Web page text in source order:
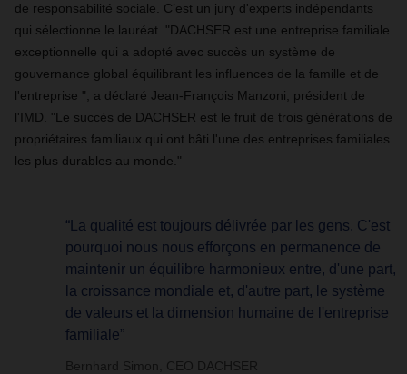
de responsabilité sociale. C’est un jury d'experts indépendants
qui sélectionne le lauréat. "DACHSER est une entreprise familiale
exceptionnelle qui a adopté avec succès un système de
gouvernance global équilibrant les influences de la famille et de
l'entreprise ", a déclaré Jean-François Manzoni, président de
l'IMD. "Le succès de DACHSER est le fruit de trois générations de
propriétaires familiaux qui ont bâti l'une des entreprises familiales
les plus durables au monde."
“La qualité est toujours délivrée par les gens. C'est
pourquoi nous nous efforçons en permanence de
maintenir un équilibre harmonieux entre, d'une part,
la croissance mondiale et, d'autre part, le système
de valeurs et la dimension humaine de l'entreprise
familiale”
Bernhard Simon, CEO DACHSER